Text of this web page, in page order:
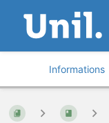
Informations